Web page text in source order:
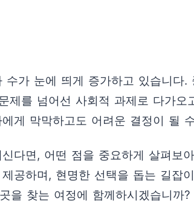
가 눈에 띄게 증가하고 있습니
제를 넘어선 사회적 과제로 다가
게 막막하고도 어려운 결정이 될
다면, 어떤 점을 중요하게 살펴보
공하며, 현명한 선택을 돕는 길잡
을 찾는 여정에 함께하시겠습니까?